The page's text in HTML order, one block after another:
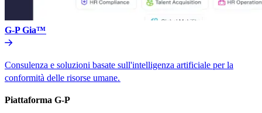
G-P Gia™​​
Consulenza e soluzioni basate sull'intelligenza artificiale per la
conformità delle risorse umane.​​
Piattaforma G-P​​